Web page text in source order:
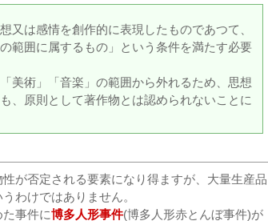
又は感情を創作的に表現したものであつて、
範囲に属するもの」という条件を満たす必要
美術」「音楽」の範囲から外れるため、思想
、原則として著作物とは認められないことに
が否定される要素になり得ますが、大量生産品
わけではありません。
事件に博多人形事件(博多人形赤とんぼ事件)が